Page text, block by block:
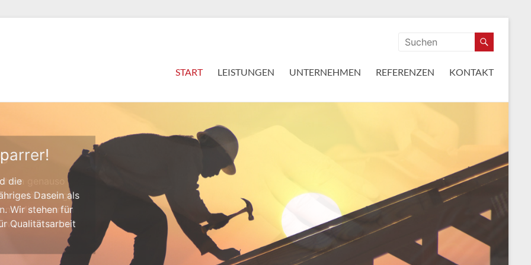
START LEISTUNGEN UNTERNEHMEN REFERENZEN KONTAKT
genauso
m. Mit unserem
Ihnen auch